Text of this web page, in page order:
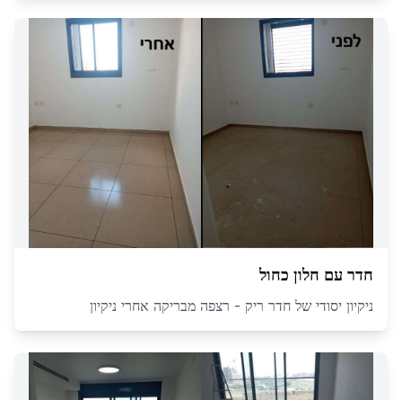
חדר עם חלון כחול
ניקיון יסודי של חדר ריק - רצפה מבריקה אחרי ניקיון